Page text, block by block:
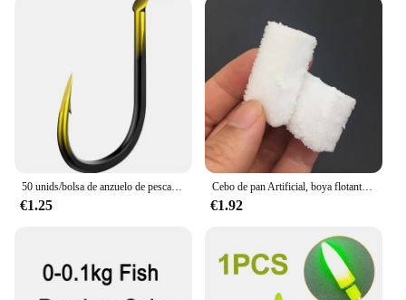
50 unids/bolsa de anzuelo de pesca de aleación de tungsteno, señuelos individuales, aparejos de pesca de carpa, anzuelos de colores con púas, accesorios de pesca
€1.25
Cebo de pan Artificial, boya flotante, señuelo de pesca de carpa, cebos de gusano, señuelos blandos de carpa, pesca gruesa, 10 Uds.
€1.92